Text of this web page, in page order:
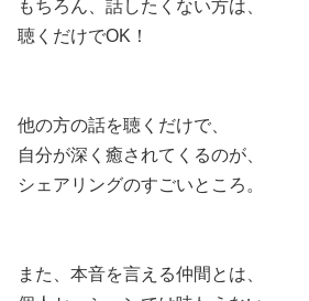
もちろん、話したくない方は、
聴くだけでOK！
他の方の話を聴くだけで、
自分が深く癒されてくるのが、
シェアリングのすごいところ。
また、本音を言える仲間とは、